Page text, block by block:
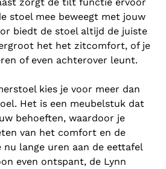
zorgt de tilt functie ervoor
stoel mee beweegt met jouw
biedt de stoel altijd de juiste
het het zitcomfort, of je
of even achterover leunt.
kies je voor meer dan
Het is een meubelstuk dat
behoeften, waardoor je
van het comfort en de
lange uren aan de eettafel
even ontspant, de Lynn